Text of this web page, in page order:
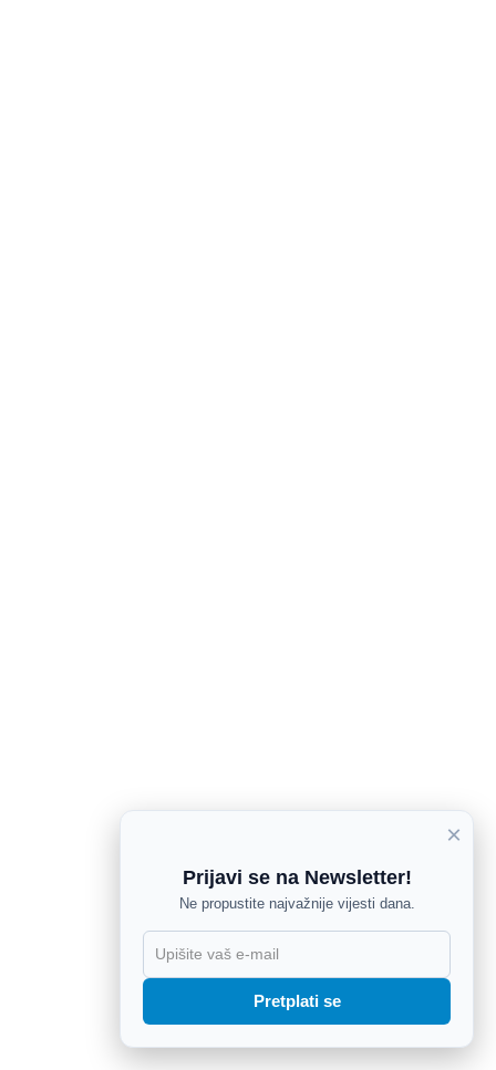
×
Prijavi se na Newsletter!
Ne propustite najvažnije vijesti dana.
Pretplati se